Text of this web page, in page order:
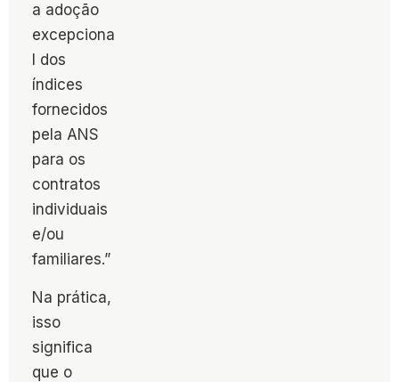
a adoção
excepciona
l dos
índices
fornecidos
pela ANS
para os
contratos
individuais
e/ou
familiares.”
Na prática,
isso
significa
que o